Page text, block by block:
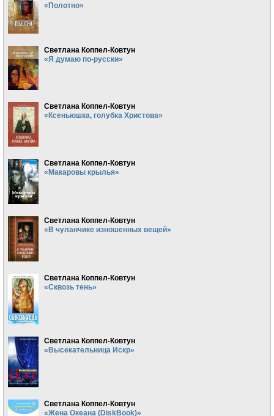
«Полотно»
Светлана Коппел-Ковтун
«Я думаю по-русски»
Светлана Коппел-Ковтун
«Ксеньюшка, голубка Христова»
Светлана Коппел-Ковтун
«Макаровы крылья»
Светлана Коппел-Ковтун
«В чуланчике изношенных вещей»
Светлана Коппел-Ковтун
«Сквозь тень»
Светлана Коппел-Ковтун
«Высекательница Искр»
Светлана Коппел-Ковтун
«Жена Океана (DiskBook)»